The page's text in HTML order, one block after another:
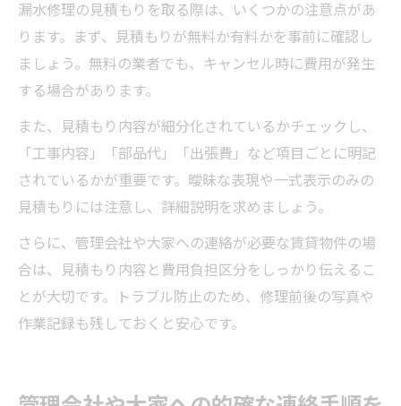
漏水修理の見積もりを取る際は、いくつかの注意点があ
ります。まず、見積もりが無料か有料かを事前に確認し
ましょう。無料の業者でも、キャンセル時に費用が発生
する場合があります。
また、見積もり内容が細分化されているかチェックし、
「工事内容」「部品代」「出張費」など項目ごとに明記
されているかが重要です。曖昧な表現や一式表示のみの
見積もりには注意し、詳細説明を求めましょう。
さらに、管理会社や大家への連絡が必要な賃貸物件の場
合は、見積もり内容と費用負担区分をしっかり伝えるこ
とが大切です。トラブル防止のため、修理前後の写真や
作業記録も残しておくと安心です。